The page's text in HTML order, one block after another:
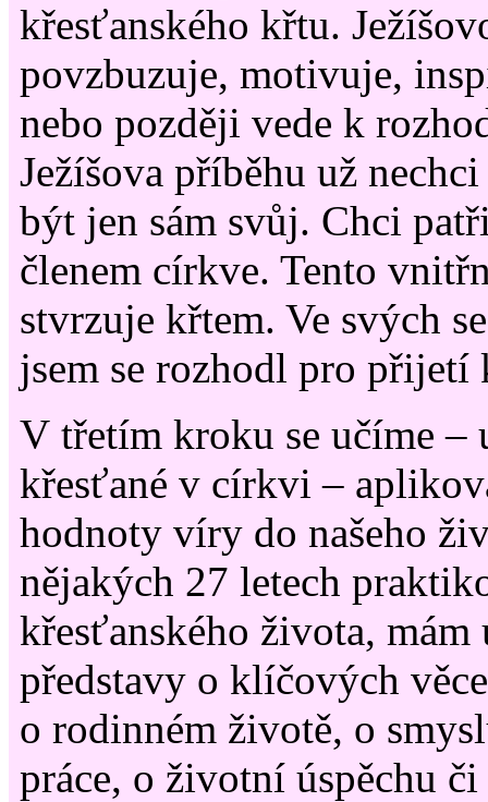
křesťanského křtu.
povzbuzuje, motivuje,
nebo později vede k
Ježíšova příběhu už
být jen sám svůj. Chci
členem církve. Tento
stvrzuje křtem. Ve svých
jsem se rozhodl pro přijetí
V třetím kroku se učíme –
křesťané v církvi –
hodnoty víry do našeho
nějakých 27 letech
křesťanského života, mám
představy o klíčových
o rodinném životě, o
práce, o životní úspěchu či